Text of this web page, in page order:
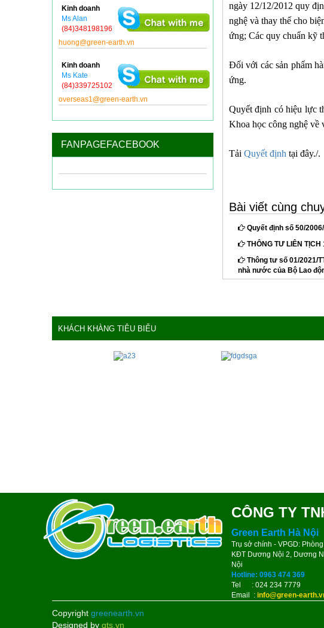
Kinh doanh
Ms Alan
(84)348198196
huong@green-earth.vn
Kinh doanh
Ms Kate
(84)339725102
overseas1@green-earth.vn
FANPAGEFACEBOOK
ngày 12/12/2012 quy
nghệ và thay thế cho
ứng; Các quy chuẩn
Đối với các sản phẩm
ứng.
Quyết định có hiệu lực
Khoa học công nghệ về
Tải Quyết định tại đây./.
Bài viết cùng
Quyết định số 50/
THÔNG TƯ LIÊN
Thông tư số 01/2021/
nhà nước của Bộ Lao
KHÁCH KHÀNG TIÊU BIỂU
CÔNG TY
Green Earth Hà Nội
Trụ sở chính - VPGD:
KĐT Dương Nội 2, Dương
Nội
Hotline: 0963 474 369
Tel : 024 234 7779
Email : info@green-
Copyright greenearth.vn
Designed by qts.vn